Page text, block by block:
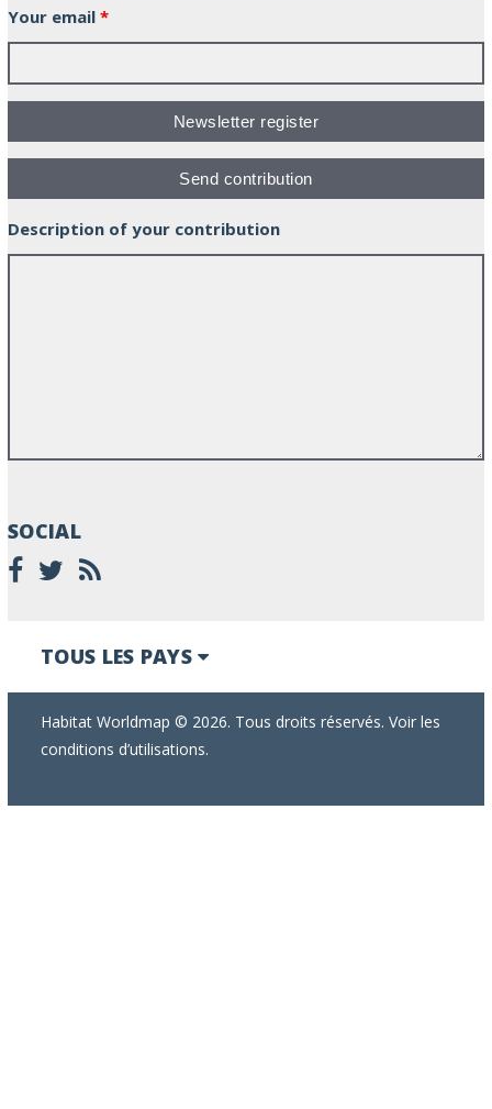
Your email *
Description of your contribution
SOCIAL
TOUS LES PAYS
Habitat Worldmap © 2026. Tous droits réservés. Voir les
conditions d’utilisations.